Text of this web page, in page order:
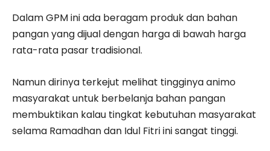
Dalam GPM ini ada beragam produk dan bahan
pangan yang dijual dengan harga di bawah harga
rata-rata pasar tradisional.
Namun dirinya terkejut melihat tingginya animo
masyarakat untuk berbelanja bahan pangan
membuktikan kalau tingkat kebutuhan masyarakat
selama Ramadhan dan Idul Fitri ini sangat tinggi.